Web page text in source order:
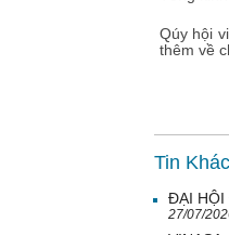
Qúy hội
thêm về
Tin Khác
ĐẠI HỘI
27/07/